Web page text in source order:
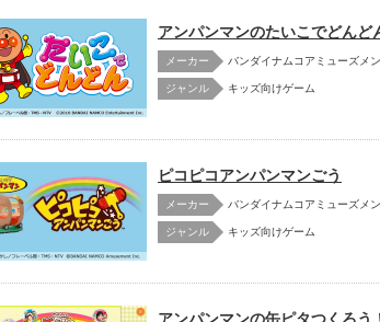
アンパンマンのたいこでどんど
メーカー バンダイナムコアミューズメ
キッズ向けゲーム
ピコピコアンパンマンごう
メーカー バンダイナムコアミューズメ
キッズ向けゲーム